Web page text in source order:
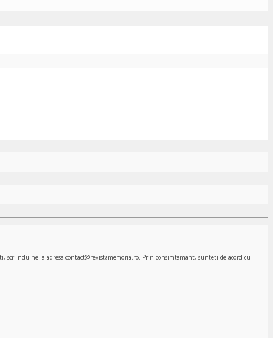
ne la adresa contact@revistamemoria.ro. Prin consimtamant, sunteti de acord cu